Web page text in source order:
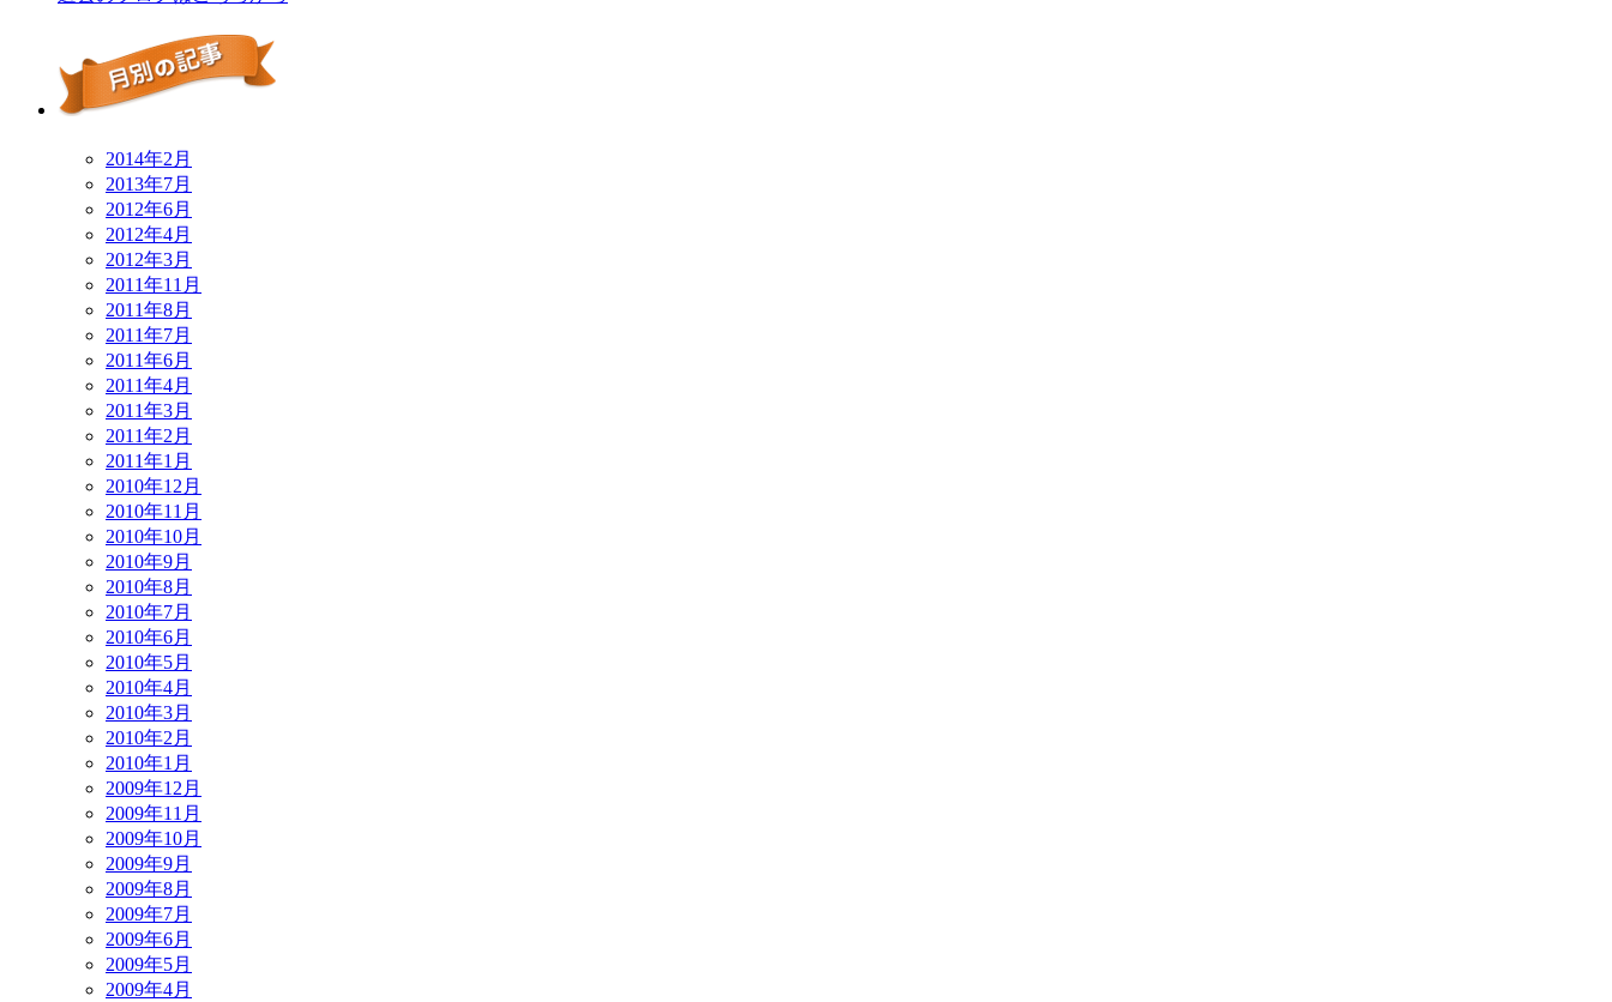
2014年2月
2013年7月
2012年6月
2012年4月
2012年3月
2011年11月
2011年8月
2011年7月
2011年6月
2011年4月
2011年3月
2011年2月
2011年1月
2010年12月
2010年11月
2010年10月
2010年9月
2010年8月
2010年7月
2010年6月
2010年5月
2010年4月
2010年3月
2010年2月
2010年1月
2009年12月
2009年11月
2009年10月
2009年9月
2009年8月
2009年7月
2009年6月
2009年5月
2009年4月